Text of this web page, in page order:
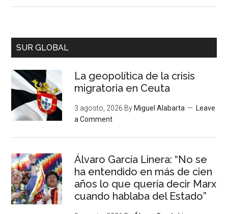
SUR GLOBAL
La geopolítica de la crisis
migratoria en Ceuta
3 agosto, 2026 By Miguel Alabarta
Leave
a Comment
Álvaro García Linera: “No se
ha entendido en más de cien
años lo que quería decir Marx
cuando hablaba del Estado”